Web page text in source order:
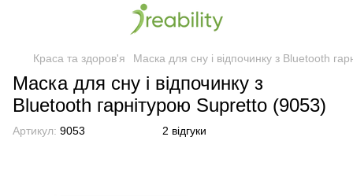
Краса та здоров'я Маска для сну і відпочинку з Bluetooth
Маска для сну і відпочинку з
Bluetooth гарнітурою Supretto (9053)
Артикул: 9053 2 відгуки